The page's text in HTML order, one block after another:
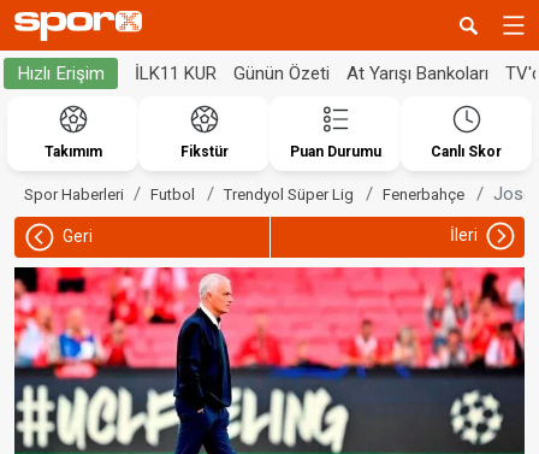
Hızlı Erişim İLK11 KUR Günün Özeti At Yarışı Bankoları
Takımım Fikstür Puan Durumu Canlı Skor
Spor Haberleri Futbol Trendyol Süper Lig Fenerbahçe Jose
Geri İleri